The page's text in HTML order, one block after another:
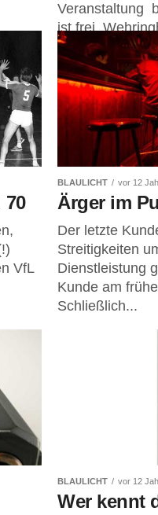
Veranstaltung
ist frei.
70
VfL
BLAULICHT vor 12
Ärger im
Der letzte
Streitigkeiten
Dienstleistung
Kunde am
Schließlich...
BLAULICHT vor 12
Wer kennt